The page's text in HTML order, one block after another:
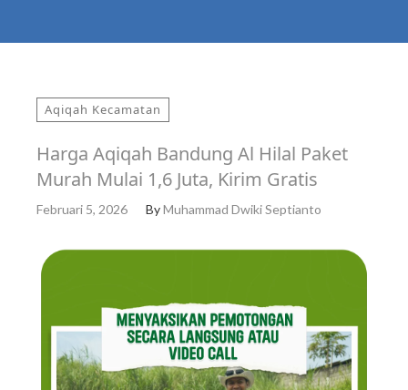
Aqiqah Kecamatan
Harga Aqiqah Bandung Al Hilal Paket
Murah Mulai 1,6 Juta, Kirim Gratis
Februari 5, 2026 ByMuhammad Dwiki Septianto